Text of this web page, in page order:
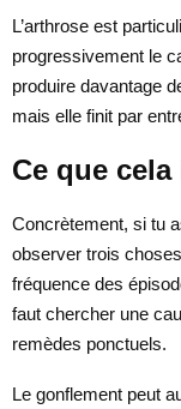
L’arthrose est
progressivement le
produire davantage
mais elle finit par
Ce que
Concrètement, si tu
observer trois
fréquence des
faut chercher une
remèdes ponctuels.
Le gonflement peut